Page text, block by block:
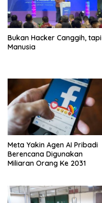
Bukan Hacker Canggih, tapi
Manusia
Meta Yakin Agen AI Pribadi
Berencana Digunakan
Miliaran Orang Ke 2031